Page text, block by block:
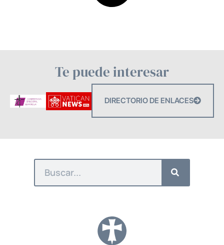
Te puede interesar
DIRECTORIO DE ENLACES